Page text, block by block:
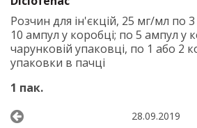
Розчин для ін'єкцій, 25 мг/мл по
10 ампул у коробці; по 5 ампул у
чарунковій упаковці, по 1 або 2
упаковки в пачці
1 пак.
28.09.2019